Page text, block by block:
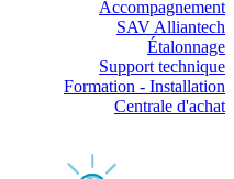
Accompagnement
SAV Alliantech
Étalonnage
Support technique
Formation - Installation
Centrale d'achat